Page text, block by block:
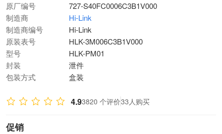
原厂编号
727-S40FC0006C3B1V000
制造商
Hi-Link
制造商编号
Hi-Link
原装表号
HLK-3M006C3B1V000
型号
HLK-PM01
封装
泄件
包装方式
盒装
4.93820 个评价33人购买
促销